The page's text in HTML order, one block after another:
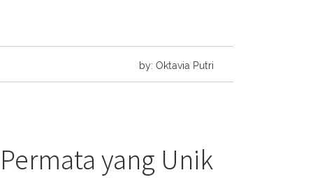
by: Oktavia Putri
yang Unik